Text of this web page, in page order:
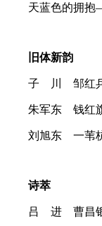
天蓝色的拥抱
旧体新韵
子 川 邹红兵
朱军东 钱红
刘旭东 一苇
诗萃
吕 进 曹昌